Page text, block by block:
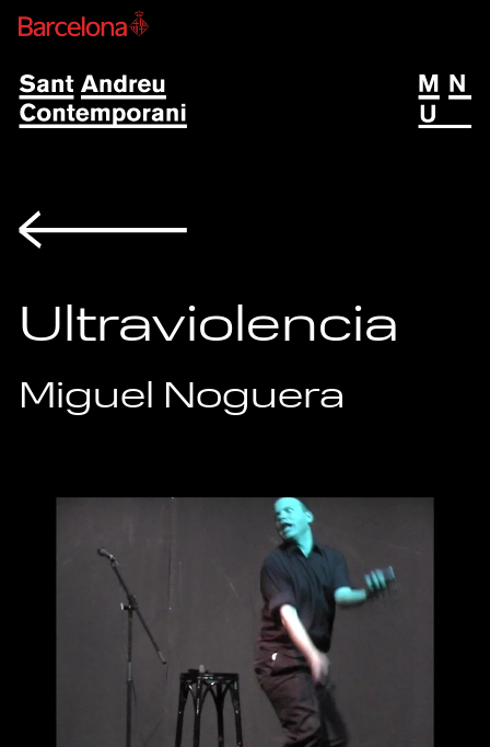
Ultraviolencia
Miguel Noguera